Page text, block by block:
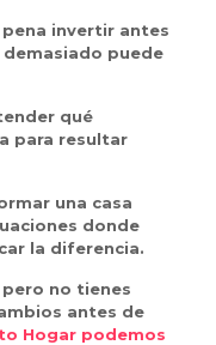
invertir antes
puede
qué
para resultar
una casa
donde
la diferencia.
no tienes
antes de
Hogar podemos